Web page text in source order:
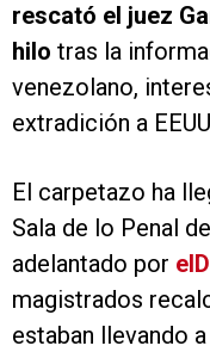
rescató el juez
hilo tras la
venezolano,
extradición a
El carpetazo ha
Sala de lo Penal
adelantado por
magistrados
estaban llevando